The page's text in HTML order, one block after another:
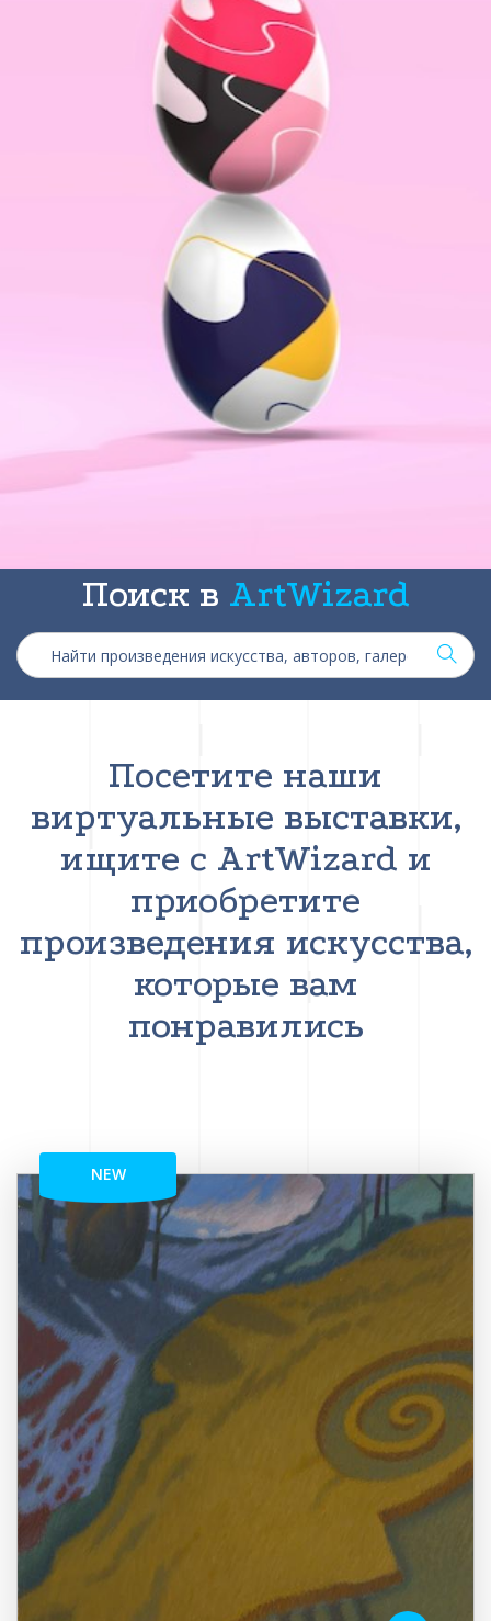
Поиск в ArtWizard
Посетите наши
виртуальные выставки,
ищите с ArtWizard и
приобретите
произведения искусства,
которые вам
понравились
NEW